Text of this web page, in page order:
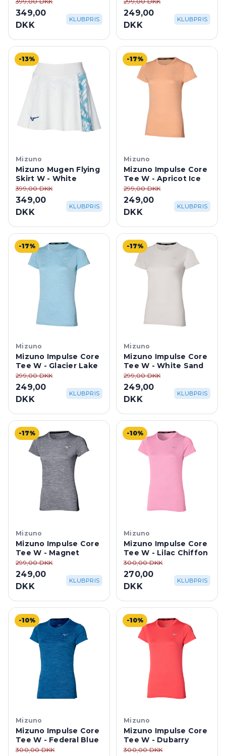
349,00
DKK
KLUBPRIS
249,00
DKK
KLUBPRIS
-13%
Mizuno
Mizuno Mugen Flying
Skirt W - White
399,00 DKK
349,00
DKK
KLUBPRIS
-17%
Mizuno
Mizuno Impulse Core
Tee W - Apricot Ice
299,00 DKK
249,00
DKK
KLUBPRIS
-17%
Mizuno
Mizuno Impulse Core
Tee W - Glacier Lake
299,00 DKK
249,00
DKK
KLUBPRIS
-17%
Mizuno
Mizuno Impulse Core
Tee W - White Sand
299,00 DKK
249,00
DKK
KLUBPRIS
-17%
Mizuno
Mizuno Impulse Core
Tee W - Magnet
299,00 DKK
249,00
DKK
KLUBPRIS
-10%
Mizuno
Mizuno Impulse Core
Tee W - Lilac Chiffon
300,00 DKK
270,00
DKK
KLUBPRIS
-10%
Mizuno
Mizuno Impulse Core
Tee W - Federal Blue
300,00 DKK
-10%
Mizuno
Mizuno Impulse Core
Tee W - Dubarry
300,00 DKK